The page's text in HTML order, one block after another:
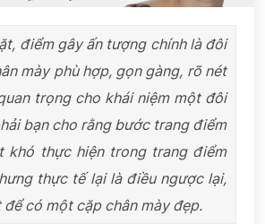
điểm gây ấn tượng chính là đôi
mày phù hợp, gọn gàng, rõ nét
trọng cho khái niệm một đôi
bạn cho rằng bước trang điểm
khó thực hiện trong trang điểm
thực tế lại là điều ngược lại,
có một cặp chân mày đẹp.